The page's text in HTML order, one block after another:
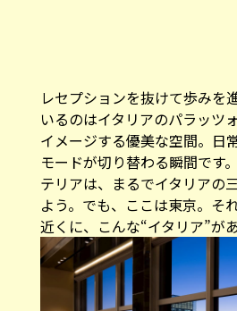
レセプションを抜けて歩みを
いるのはイタリアのパラッツ
イメージする優美な空間。日
モードが切り替わる瞬間です
テリアは、まるでイタリアの
よう。でも、ここは東京。そ
近くに、こんな“イタリア”が